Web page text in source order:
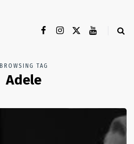
BROWSING TAG
Adele